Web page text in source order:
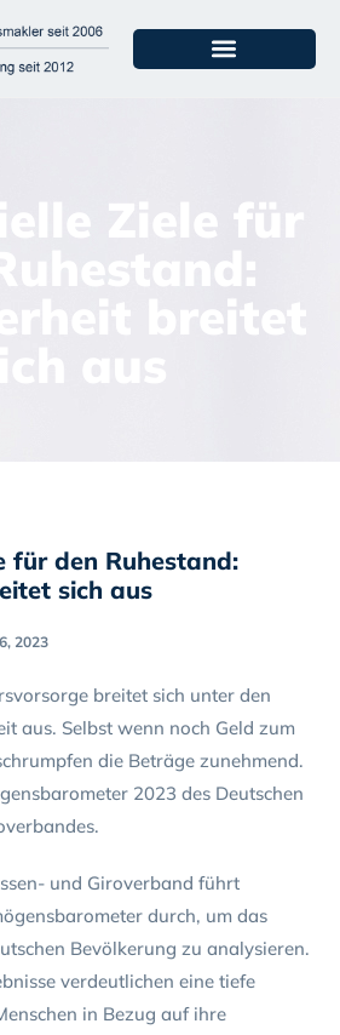
Ziele für
breitet
für den Ruhestand:
sich aus
2023
breitet sich unter den
aus. Selbst wenn noch Geld zum
die Beträge zunehmend.
2023 des Deutschen
und Giroverband führt
durch, um das
Bevölkerung zu analysieren.
verdeutlichen eine tiefe
in Bezug auf ihre